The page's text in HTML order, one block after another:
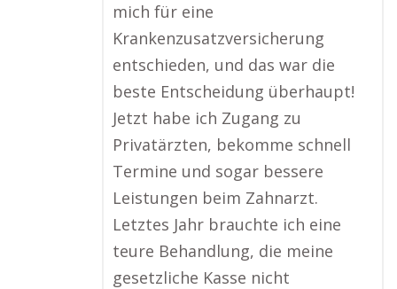
mich für eine
Krankenzusatzversicherung
entschieden, und das war die
beste Entscheidung überhaupt!
Jetzt habe ich Zugang zu
Privatärzten, bekomme schnell
Termine und sogar bessere
Leistungen beim Zahnarzt.
Letztes Jahr brauchte ich eine
teure Behandlung, die meine
gesetzliche Kasse nicht